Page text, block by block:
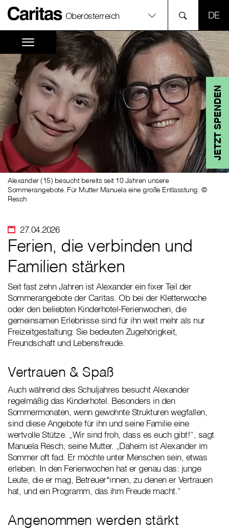
Oberösterreich
JETZT SPENDEN
27.04.2026
Alexander (15) besucht bereits seit 10 Jahren unsere
Sommerangebote. Für Mutter Manuela eine große Entlasstung. ©
Resch
Ferien, die verbinden und
Familien stärken
Seit fast zehn Jahren ist Alexander ein fixer Teil der
Sommerangebote der Caritas. Ob bei der Kletterwoche
oder den beliebten Kinderhotel-Ferienwochen, die
gemeinsamen Erlebnisse sind für ihn weit mehr als nur
Freizeitgestaltung: Sie bedeuten Zugehörigkeit,
Freundschaft und Lebensfreude.
Vertrauen & Spaß
Auch während des Schuljahres besucht Alexander
regelmäßig das Kinderhotel. Besonders in den
Sommermonaten, wenn gewohnte Strukturen wegfallen,
sind diese Angebote für ihn und seine Familie eine
wertvolle Stütze. „Wir sind froh, dass es euch gibt!“, sagt
Manuela Resch, seine Mutter. „Daheim ist Alexander im
Sommer oft fad. Er möchte unter Menschen sein, etwas
erleben. In den Ferienwochen hat er genau das: junge
Leute, die er mag, Betreuer*innen, zu denen er Vertrauen
hat, und ein Programm, das ihm Freude macht.“
Angenommen werden stärkt